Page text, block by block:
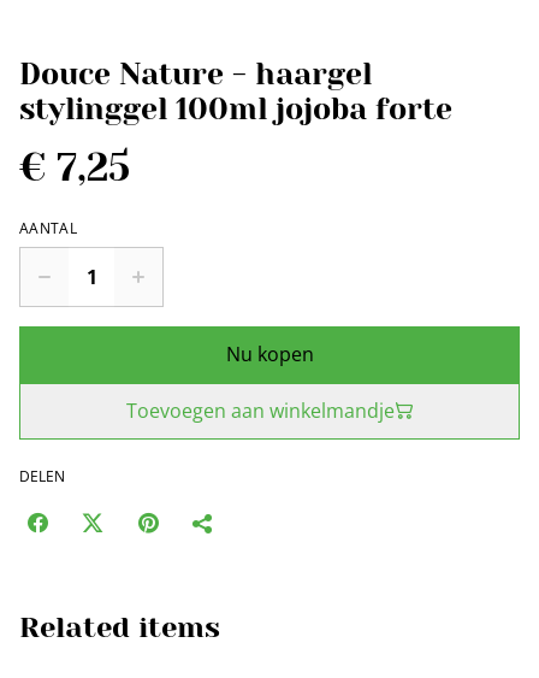
Douce Nature - haargel
stylinggel 100ml jojoba forte
€ 7,25
AANTAL
Nu kopen
Toevoegen aan winkelmandje
DELEN
Related items